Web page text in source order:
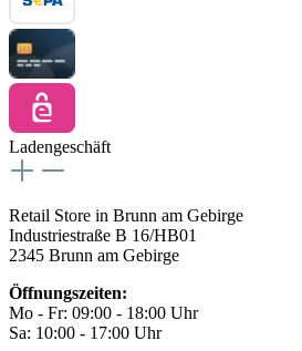
Ladengeschäft
Retail Store in Brunn am Gebirge
Industriestraße B 16/HB01
2345 Brunn am Gebirge
Öffnungszeiten:
Mo - Fr: 09:00 - 18:00 Uhr
Sa: 10:00 - 17:00 Uhr